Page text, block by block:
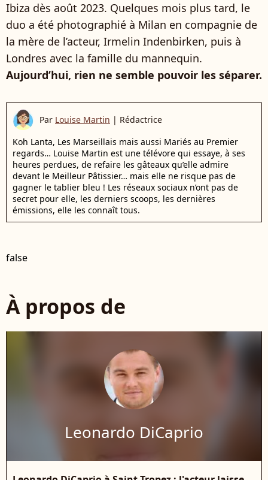
Ibiza dès août 2023. Quelques mois plus tard, le
duo a été photographié à Milan en compagnie de
la mère de l’acteur, Irmelin Indenbirken, puis à
Londres avec la famille du mannequin.
Aujourd’hui, rien ne semble pouvoir les séparer.
Par Louise Martin | Rédactrice
Koh Lanta, Les Marseillais mais aussi Mariés au Premier
regards… Louise Martin est une télévore qui essaye, à ses
heures perdues, de refaire les gâteaux qu’elle admire
devant le Meilleur Pâtissier… mais elle ne risque pas de
gagner le tablier bleu ! Les réseaux sociaux n’ont pas de
secret pour elle, les derniers scoops, les dernières
émissions, elle les connaît tous.
false
À propos de
Leonardo DiCaprio